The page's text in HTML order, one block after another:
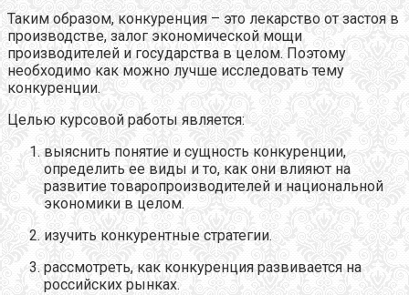
Таким образом, конкуренция – это лекарство от застоя в
производстве, залог экономической мощи
производителей и государства в целом. Поэтому
необходимо как можно лучше исследовать тему
конкуренции.
Целью курсовой работы является:
выяснить понятие и сущность конкуренции,
определить ее виды и то, как они влияют на
развитие товаропроизводителей и национальной
экономики в целом.
изучить конкурентные стратегии.
рассмотреть, как конкуренция развивается на
российских рынках.